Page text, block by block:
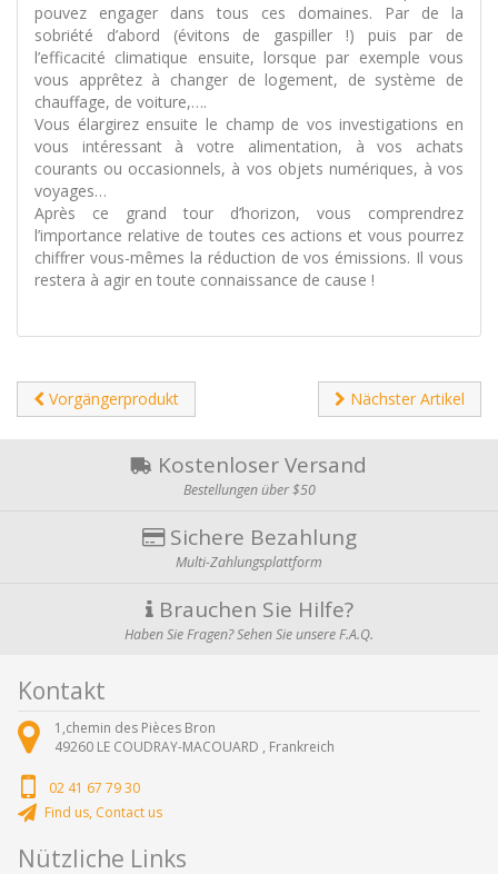
pouvez engager dans tous ces domaines. Par de la
sobriété d’abord (évitons de gaspiller !) puis par de
l’efficacité climatique ensuite, lorsque par exemple vous
vous apprêtez à changer de logement, de système de
chauffage, de voiture,….
Vous élargirez ensuite le champ de vos investigations en
vous intéressant à votre alimentation, à vos achats
courants ou occasionnels, à vos objets numériques, à vos
voyages…
Après ce grand tour d’horizon, vous comprendrez
l’importance relative de toutes ces actions et vous pourrez
chiffrer vous-mêmes la réduction de vos émissions. Il vous
restera à agir en toute connaissance de cause !
Vorgängerprodukt Nächster Artikel
Kostenloser Versand
Bestellungen über $50
Sichere Bezahlung
Multi-Zahlungsplattform
Brauchen Sie Hilfe?
Haben Sie Fragen? Sehen Sie unsere F.A.Q.
Kontakt
1,chemin des Pièces Bron
49260 LE COUDRAY-MACOUARD , Frankreich
02 41 67 79 30
Find us, Contact us
Nützliche Links